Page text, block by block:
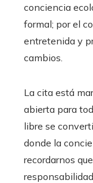
conciencia
formal; por el
entretenida y
cambios.
La cita está
abierta para
libre se
donde la
recordarnos